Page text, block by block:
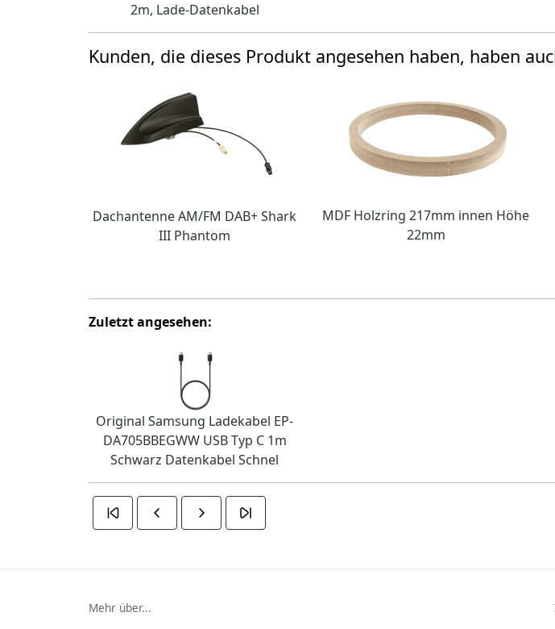
2m, Lade-Datenkabel
Kunden, die dieses Produkt angesehen haben, haben
Dachantenne AM/FM DAB+ Shark
III Phantom
MDF Holzring 217mm innen Höhe
22mm
Zuletzt angesehen:
Original Samsung Ladekabel EP-
DA705BBEGWW USB Typ C 1m
Schwarz Datenkabel Schnel
Mehr über...